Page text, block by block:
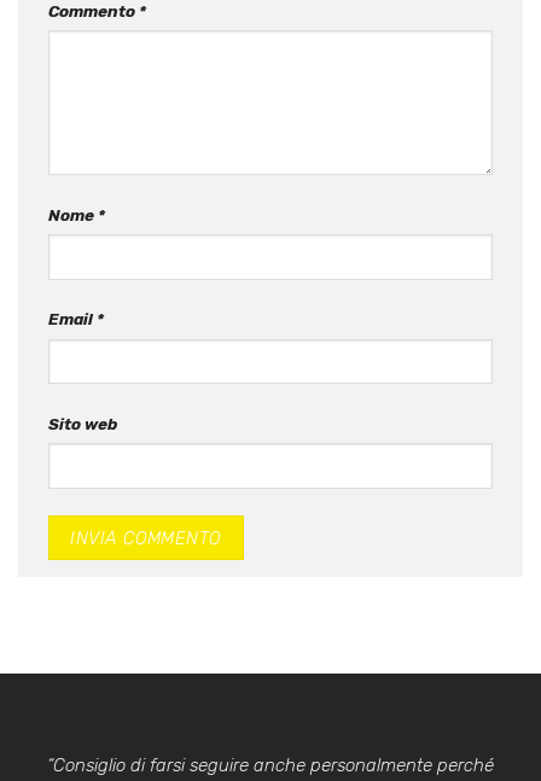
Commento *
Nome *
Email*
Sito web
“Consiglio di farsi seguire anche personalmente perché